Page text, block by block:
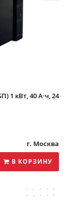
1 кВт, 40 А·ч, 24
г. Москва
В КОРЗИНУ